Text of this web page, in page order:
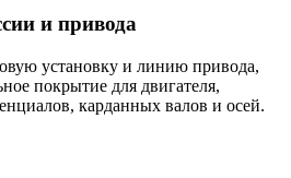
и привода
установку и линию привода,
покрытие для двигателя,
карданных валов и осей.